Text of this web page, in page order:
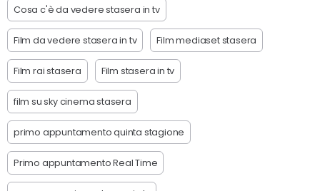
Cosa c'è da vedere stasera in tv
Film da vedere stasera in tv Film mediaset stasera
Film rai stasera Film stasera in tv
film su sky cinema stasera
primo appuntamento quinta stagione
Primo appuntamento Real Time